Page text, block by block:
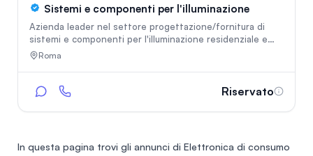
Sistemi e componenti per l'illuminazione
Azienda leader nel settore progettazione/fornitura di
sistemi e componenti per l'illuminazione residenziale e
commerciale.
Roma
Riservato
In questa pagina trovi gli annunci di Elettronica di consumo